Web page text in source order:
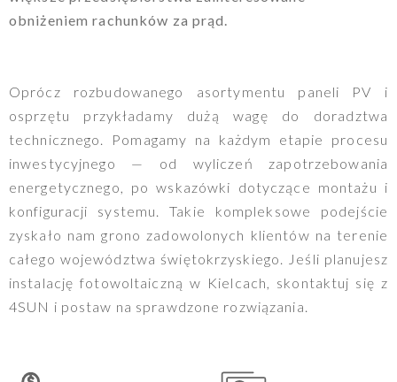
obniżeniem rachunków za prąd.
Oprócz rozbudowanego asortymentu paneli PV i
osprzętu przykładamy dużą wagę do doradztwa
technicznego. Pomagamy na każdym etapie procesu
inwestycyjnego — od wyliczeń zapotrzebowania
energetycznego, po wskazówki dotyczące montażu i
konfiguracji systemu. Takie kompleksowe podejście
zyskało nam grono zadowolonych klientów na terenie
całego województwa świętokrzyskiego. Jeśli planujesz
instalację fotowoltaiczną w Kielcach, skontaktuj się z
4SUN i postaw na sprawdzone rozwiązania.